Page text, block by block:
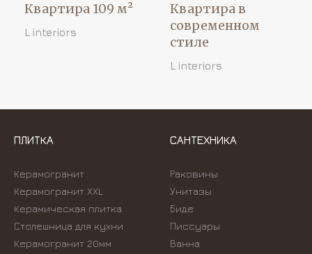
Квартира 109 м²
L interiors
Квартира в
современном
стиле
L interiors
ПЛИТКА
Керамогранит
Керамогранит XXL
Керамическая плитка
Столешница для кухни
Керамогранит 20мм
САНТЕХНИКА
Раковины
Унитазы
Биде
Писсуары
Ванна